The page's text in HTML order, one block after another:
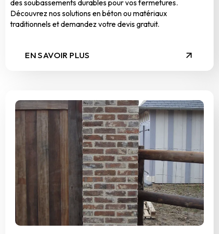
des soubassements durables pour vos fermetures.
Découvrez nos solutions en béton ou matériaux
traditionnels et demandez votre devis gratuit.
EN SAVOIR PLUS